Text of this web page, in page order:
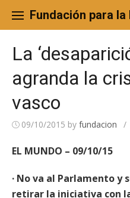
content
Fundación para la
La
agranda la
vasco
09/10/2015 by fundacion /
EL MUNDO – 09/10/15
· No va al Parlamento y
retirar la iniciativa con